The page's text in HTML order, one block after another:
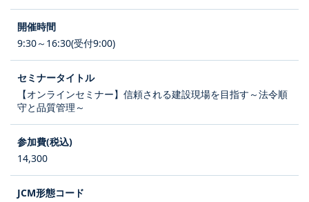
9:30～16:30(受付9:00)
【オンラインセミナー】信頼される建設現場を目指す～法令順
守と品質管理～
14,300